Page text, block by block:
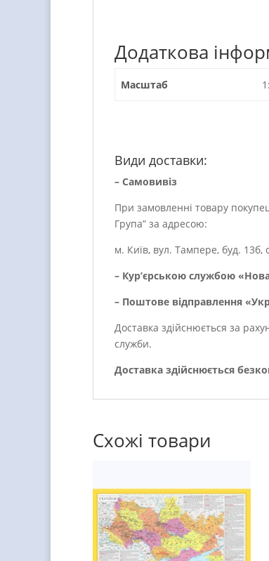
Додаткова
Масштаб
Види доставки:
– Самовивіз
При замовленні товару
Група” за адресою:
м. Київ, вул. Тампере, буд. 13б,
– Кур’єрською службою
– Поштове відправлення
Доставка здійснюється за
служби.
Доставка здійснюється
Схожі товари